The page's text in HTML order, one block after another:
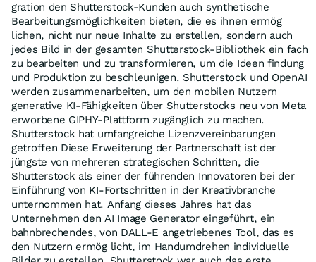
gration den Shutterstock-Kunden auch synthetische
Bearbeitungsmöglichkeiten bieten, die es ihnen ermög
lichen, nicht nur neue Inhalte zu erstellen, sondern auch
jedes Bild in der gesamten Shutterstock-Bibliothek ein fach
zu bearbeiten und zu transformieren, um die Ideen findung
und Produktion zu beschleunigen. Shutterstock und OpenAI
werden zusammenarbeiten, um den mobilen Nutzern
generative KI-Fähigkeiten über Shutterstocks neu von Meta
erworbene GIPHY-Plattform zugänglich zu machen.
Shutterstock hat umfangreiche Lizenzvereinbarungen
getroffen Diese Erweiterung der Partnerschaft ist der
jüngste von mehreren strategischen Schritten, die
Shutterstock als einer der führenden Innovatoren bei der
Einführung von KI-Fortschritten in der Kreativbranche
unternommen hat. Anfang dieses Jahres hat das
Unternehmen den AI Image Generator eingeführt, ein
bahnbrechendes, von DALL-E angetriebenes Tool, das es
den Nutzern ermög licht, im Handumdrehen individuelle